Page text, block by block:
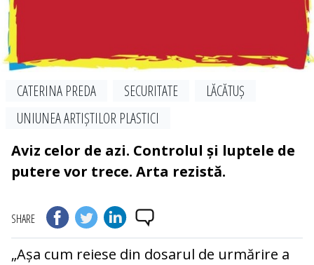
CATERINA PREDA SECURITATE
LĂCĂTUȘ
UNIUNEA ARTIȘTILOR PLASTICI
Aviz celor de azi. Controlul și luptele de
putere vor trece. Arta rezistă.
SHARE
„Așa cum reiese din dosarul de urmărire a